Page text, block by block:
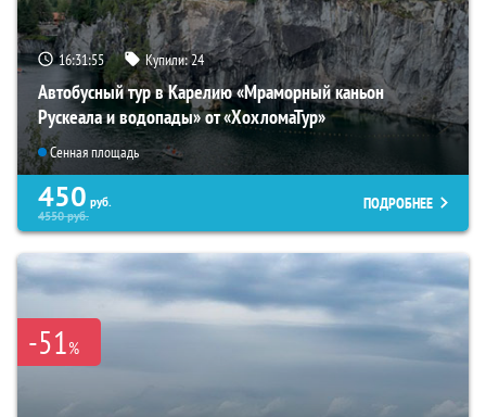
16:31:54 Купили:24
Автобусный тур в Карелию «Мраморный каньон
Рускеала и водопады» от «ХохломаТур»
Сенная площадь
450 руб.
4550руб.
ПОДРОБНЕЕ
-51%